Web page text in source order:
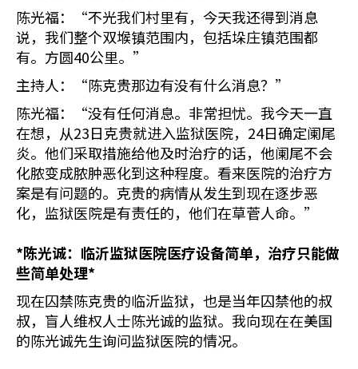
陈光福：“不光我们村里有，今天我还得到消息
说，我们整个双堠镇范围内，包括垛庄镇范围都
有。方圆40公里。”
主持人：“陈克贵那边有没有什么消息？”
陈光福：“没有任何消息。非常担忧。我今天一直
在想，从23日克贵就进入监狱医院，24日确定阑尾
炎。他们采取措施给他及时治疗的话，他阑尾不会
化脓变成脓肿恶化到这种程度。看来医院的治疗方
案是有问题的。克贵的病情从发生到现在逐步恶
化，监狱医院是有责任的，他们在草菅人命。”
*陈光诚：临沂监狱医院医疗设备简单，治疗只能做
些简单处理*
现在囚禁陈克贵的临沂监狱，也是当年囚禁他的叔
叔，盲人维权人士陈光诚的监狱。我向现在在美国
的陈光诚先生询问监狱医院的情况。